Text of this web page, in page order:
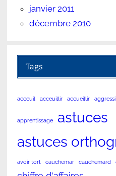
janvier 2011
décembre 2010
Tags
acceuil acceuillir accueillir
apprentissage
astuces
astuces
avoir tort cauchemar cauchemard